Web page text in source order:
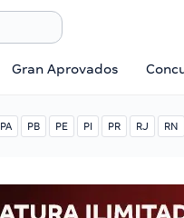
Gran Aprovados
PA PB PE PI PR RJ RN